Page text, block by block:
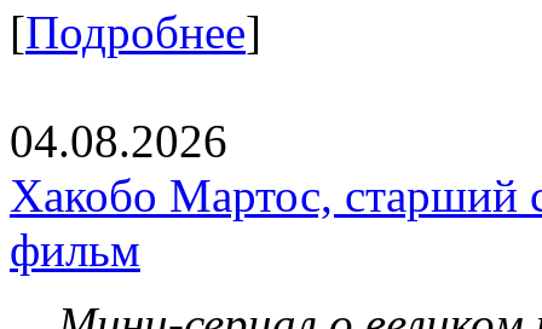
[Подробнее]
04.08.2026
Хакобо Мартос, старший
фильм